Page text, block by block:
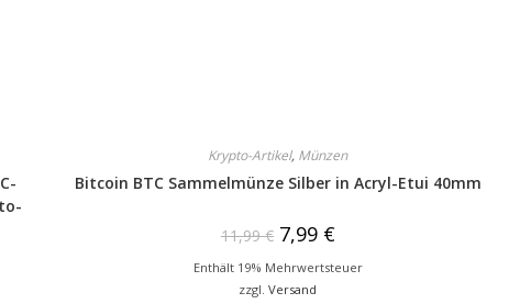
Krypto-Artikel, Münzen
Bitcoin BTC Sammelmünze Silber in Acryl-Etui 40mm
11,99€ 7,99 €
Enthält 19% Mehrwertsteuer
zzgl.Versand